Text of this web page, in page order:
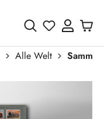
Du hast 0
Alle Welt